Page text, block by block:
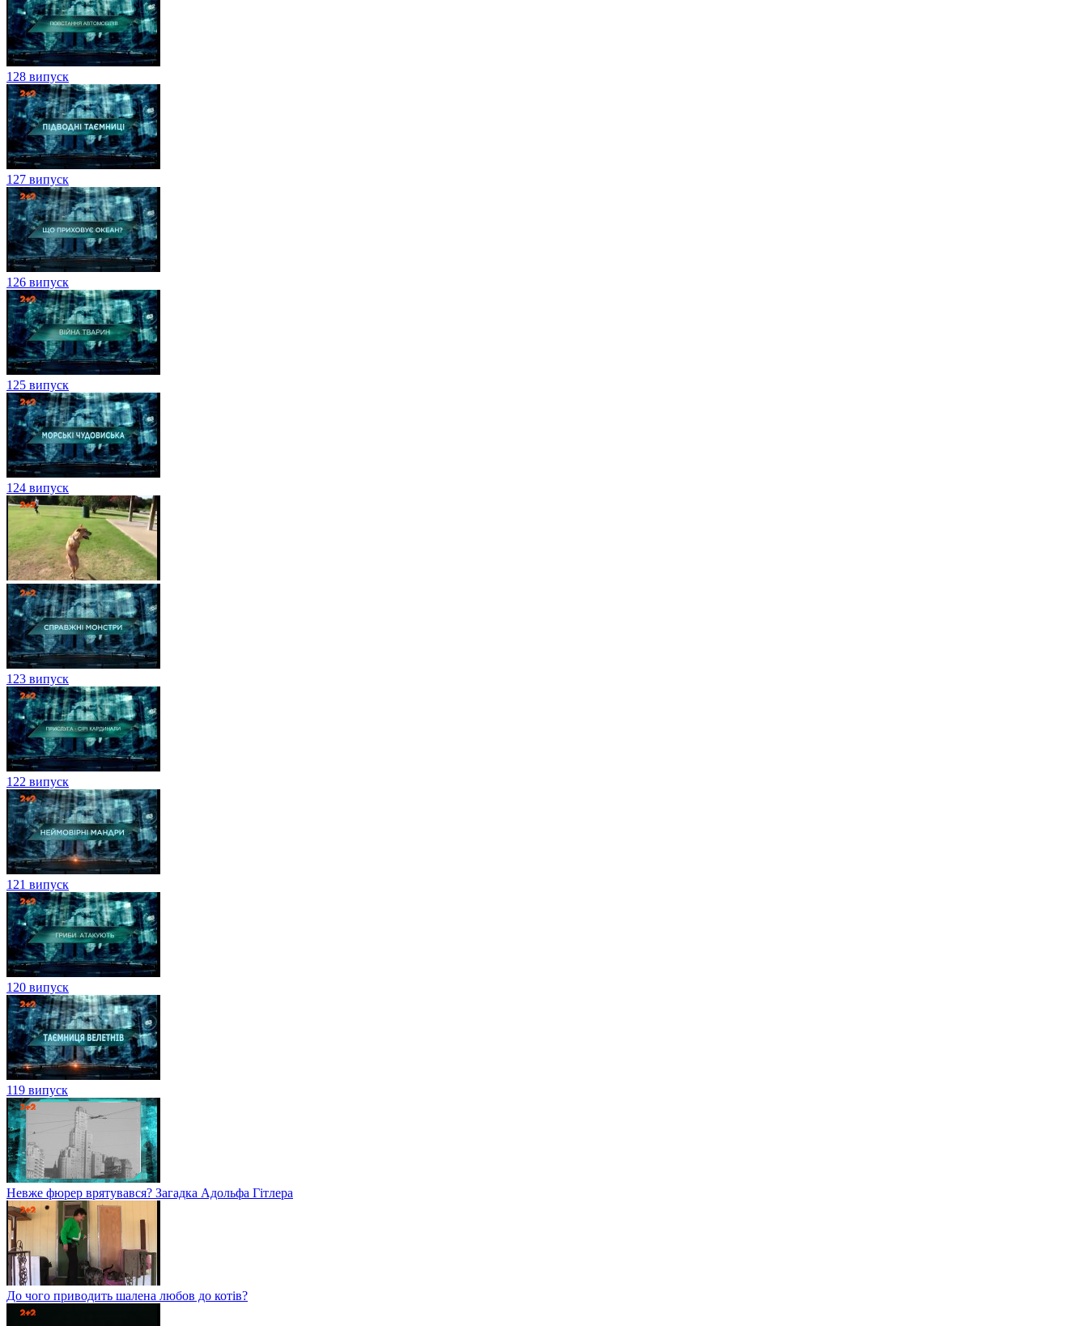
128 випуск
127 випуск
126 випуск
125 випуск
124 випуск
123 випуск
122 випуск
121 випуск
120 випуск
119 випуск
Невже фюрер врятувався? Загадка Адольфа Гітлера
До чого приводить шалена любов до котів?